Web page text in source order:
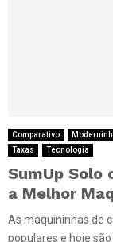
Comparativo
Taxas
Tecnologia
SumUp Solo
a Melhor
As maquininhas de
populares e hoje